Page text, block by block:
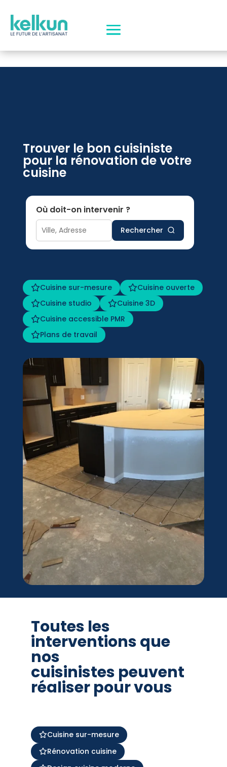
Trouver le bon cuisiniste
pour la rénovation de votre
cuisine
Où doit-on intervenir ?
Rechercher
Cuisine sur-mesure
Cuisine ouverte
Cuisine studio
Cuisine 3D
Cuisine accessible PMR
Plans de travail
Toutes les
interventions que
nos
cuisinistes peuvent
réaliser pour vous
Cuisine sur-mesure
Rénovation cuisine